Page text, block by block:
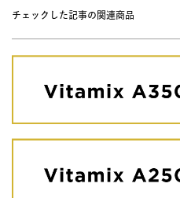
チェックした記事の関連商品